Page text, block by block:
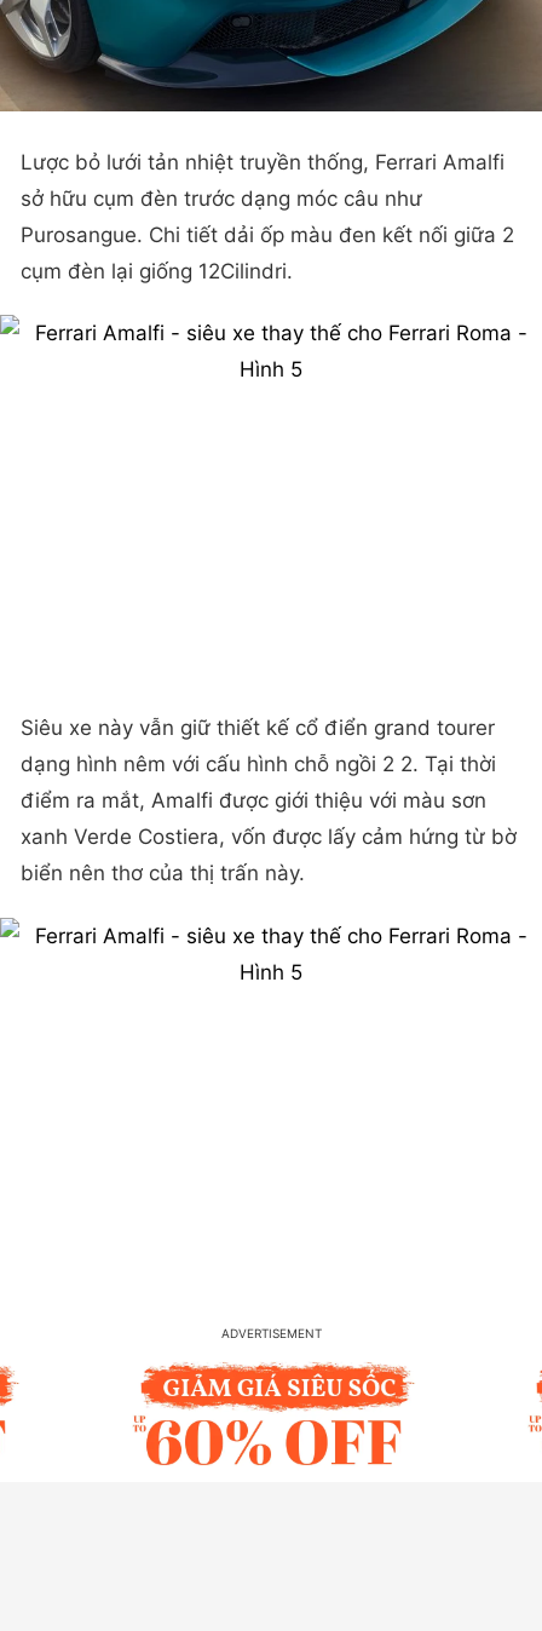
Lược bỏ lưới tản nhiệt truyền thống, Ferrari Amalfi
sở hữu cụm đèn trước dạng móc câu như
Purosangue. Chi tiết dải ốp màu đen kết nối giữa 2
cụm đèn lại giống 12Cilindri.
Siêu xe này vẫn giữ thiết kế cổ điển grand tourer
dạng hình nêm với cấu hình chỗ ngồi 2 2. Tại thời
điểm ra mắt, Amalfi được giới thiệu với màu sơn
xanh Verde Costiera, vốn được lấy cảm hứng từ bờ
biển nên thơ của thị trấn này.